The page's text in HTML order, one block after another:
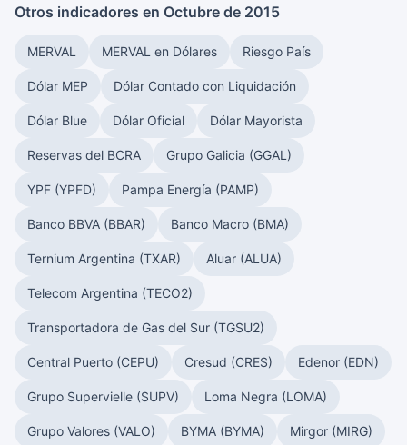
Otros indicadores en Octubre de 2015
MERVAL MERVAL en Dólares Riesgo País
Dólar MEP Dólar Contado con Liquidación
Dólar Blue Dólar Oficial Dólar Mayorista
Reservas del BCRA Grupo Galicia (GGAL)
YPF (YPFD) Pampa Energía (PAMP)
Banco BBVA (BBAR) Banco Macro (BMA)
Ternium Argentina (TXAR) Aluar (ALUA)
Telecom Argentina (TECO2)
Transportadora de Gas del Sur (TGSU2)
Central Puerto (CEPU) Cresud (CRES) Edenor (EDN)
Grupo Supervielle (SUPV) Loma Negra (LOMA)
Grupo Valores (VALO) BYMA (BYMA) Mirgor (MIRG)